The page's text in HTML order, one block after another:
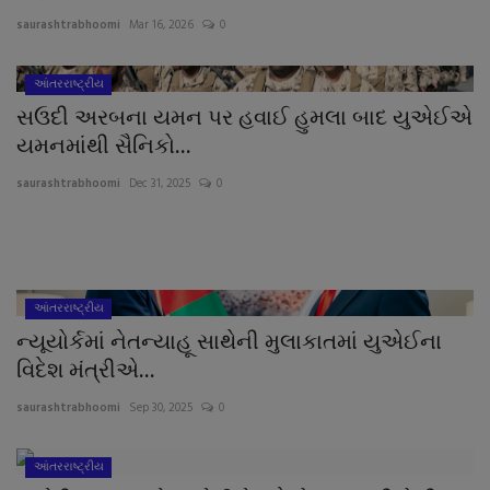
About Author
Contact
Dipotsav Special
આંતરરાષ્ટ્રીય
ગુજરાત
જુનાગઢ
Support US
બજારના સમાચાર
saurashtrabhoomi Mar 16, 2026 0
આંતરરાષ્ટ્રીય
સઉદી અરબના યમન પર હવાઈ હુમલા બાદ યુએઈએ
યમનમાંથી સૈનિકો...
saurashtrabhoomi Dec 31, 2025 0
આંતરરાષ્ટ્રીય
ન્યૂયોર્કમાં નેતન્યાહૂ સાથેની મુલાકાતમાં યુએઈના
વિદેશ મંત્રીએ...
saurashtrabhoomi Sep 30, 2025 0
આંતરરાષ્ટ્રીય